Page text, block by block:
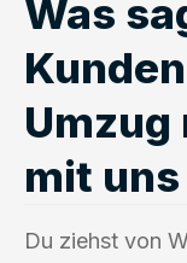
Was
Umzug
mit uns
Du ziehst von